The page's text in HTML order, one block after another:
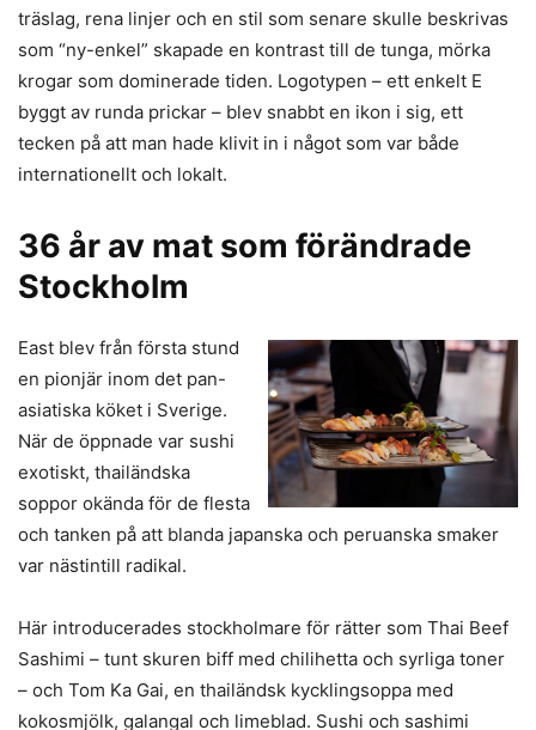
träslag, rena linjer och en stil som senare skulle beskrivas
som “ny-enkel” skapade en kontrast till de tunga, mörka
krogar som dominerade tiden. Logotypen – ett enkelt E
byggt av runda prickar – blev snabbt en ikon i sig, ett
tecken på att man hade klivit in i något som var både
internationellt och lokalt.
36 år av mat som förändrade
Stockholm
East blev från första stund
en pionjär inom det pan-
asiatiska köket i Sverige.
När de öppnade var sushi
exotiskt, thailändska
soppor okända för de flesta
och tanken på att blanda japanska och peruanska smaker
var nästintill radikal.
Här introducerades stockholmare för rätter som Thai Beef
Sashimi – tunt skuren biff med chilihetta och syrliga toner
– och Tom Ka Gai, en thailändsk kycklingsoppa med
kokosmjölk, galangal och limeblad. Sushi och sashimi